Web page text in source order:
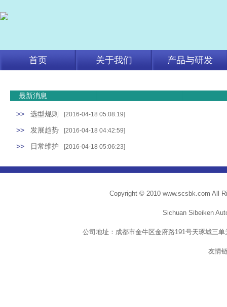
首页 关于我们 产品与研发
最新消息
>> 选型规则 [2016-04-18 05:08:19]
>> 发展趋势 [2016-04-18 04:42:59]
>> 日常维护 [2016-04-18 05:06:23]
Copyright © 2010 www.scsbk.com All
Sichuan Sibeiken
公司地址：成都市金牛区金府路191号天琢城三单
友情